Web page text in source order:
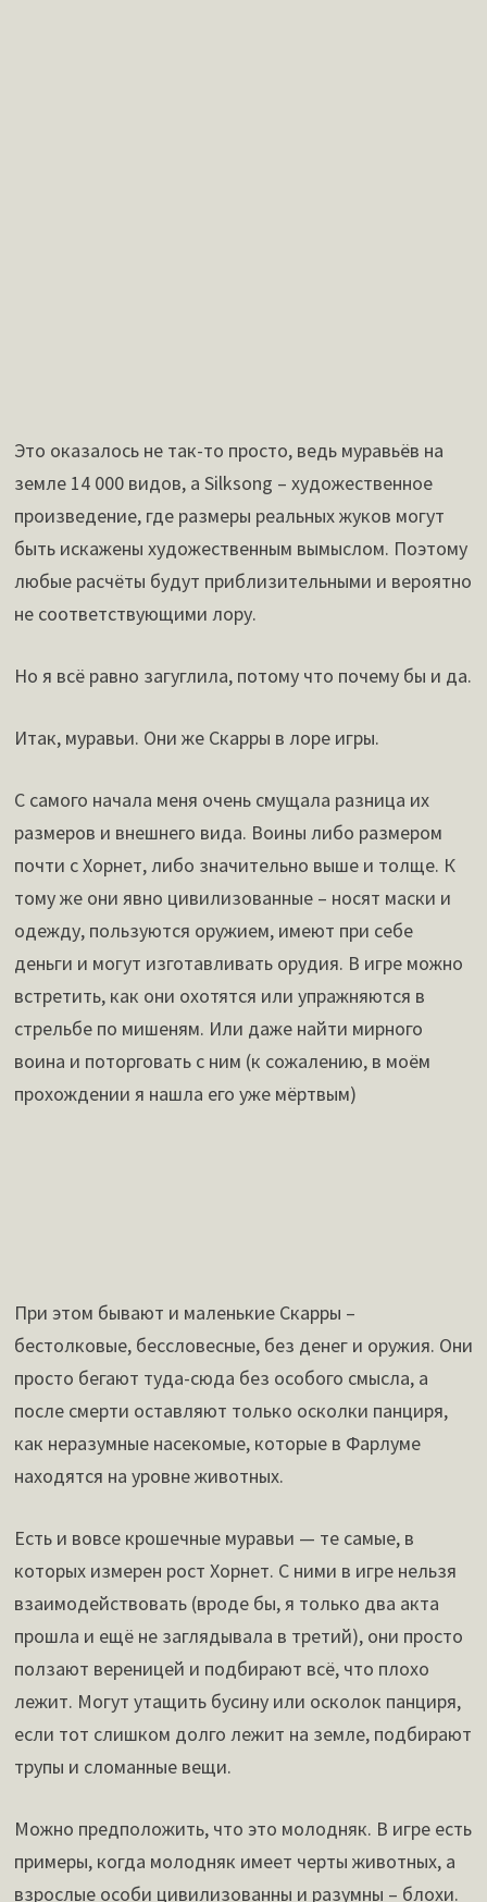
Это оказалось не так-то просто, ведь муравьёв на
земле 14 000 видов, а Silksong – художественное
произведение, где размеры реальных жуков могут
быть искажены художественным вымыслом. Поэтому
любые расчёты будут приблизительными и вероятно
не соответствующими лору.
Но я всё равно загуглила, потому что почему бы и да.
Итак, муравьи. Они же Скарры в лоре игры.
С самого начала меня очень смущала разница их
размеров и внешнего вида. Воины либо размером
почти с Хорнет, либо значительно выше и толще. К
тому же они явно цивилизованные – носят маски и
одежду, пользуются оружием, имеют при себе
деньги и могут изготавливать орудия. В игре можно
встретить, как они охотятся или упражняются в
стрельбе по мишеням. Или даже найти мирного
воина и поторговать с ним (к сожалению, в моём
прохождении я нашла его уже мёртвым)
При этом бывают и маленькие Скарры –
бестолковые, бессловесные, без денег и оружия. Они
просто бегают туда-сюда без особого смысла, а
после смерти оставляют только осколки панциря,
как неразумные насекомые, которые в Фарлуме
находятся на уровне животных.
Есть и вовсе крошечные муравьи — те самые, в
которых измерен рост Хорнет. С ними в игре нельзя
взаимодействовать (вроде бы, я только два акта
прошла и ещё не заглядывала в третий), они просто
ползают вереницей и подбирают всё, что плохо
лежит. Могут утащить бусину или осколок панциря,
если тот слишком долго лежит на земле, подбирают
трупы и сломанные вещи.
Можно предположить, что это молодняк. В игре есть
примеры, когда молодняк имеет черты животных, а
взрослые особи цивилизованны и разумны – блохи.